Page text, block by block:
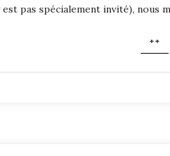
pas spécialement invité), nous
++